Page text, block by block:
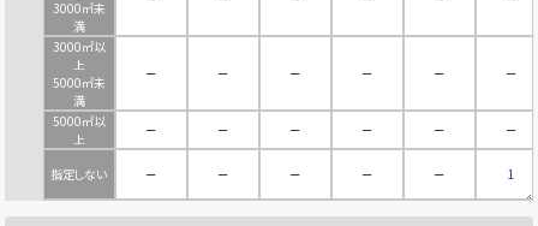
3000㎡未
満
3000㎡以
上
5000㎡未
満
－ － － － － －
5000㎡以
上
－ － － － － －
指定しない － － － － － 1